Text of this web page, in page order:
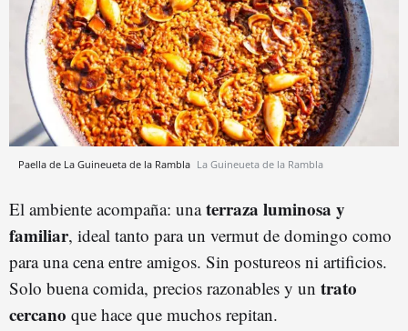
Paella de La Guineueta de la Rambla La Guineueta de la Rambla
El ambiente acompaña: unaterraza luminosa y
familiar, ideal tanto para un vermut de domingo como
para una cena entre amigos. Sin postureos ni artificios.
Solo buena comida, precios razonables y un trato
cercano que hace que muchos repitan.